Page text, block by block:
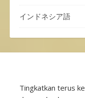
インドネシア語
Tingkatkan terus